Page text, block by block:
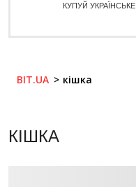
КУПУЙ УКРАЇНСЬКЕ
BIT.UA кішка
КІШКА